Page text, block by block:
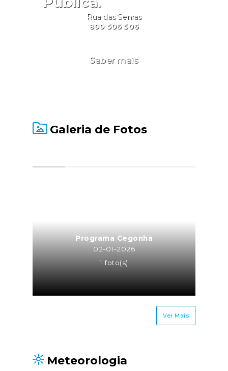
Rua das Senras
800 506 506
Saber mais
Galeria de Fotos
Programa Cegonha
02-01-2026
1 foto(s)
Ver Mais
Meteorologia